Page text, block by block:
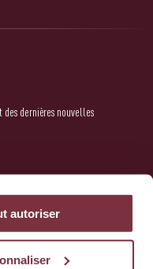
autoriser
des dernières nouvelles